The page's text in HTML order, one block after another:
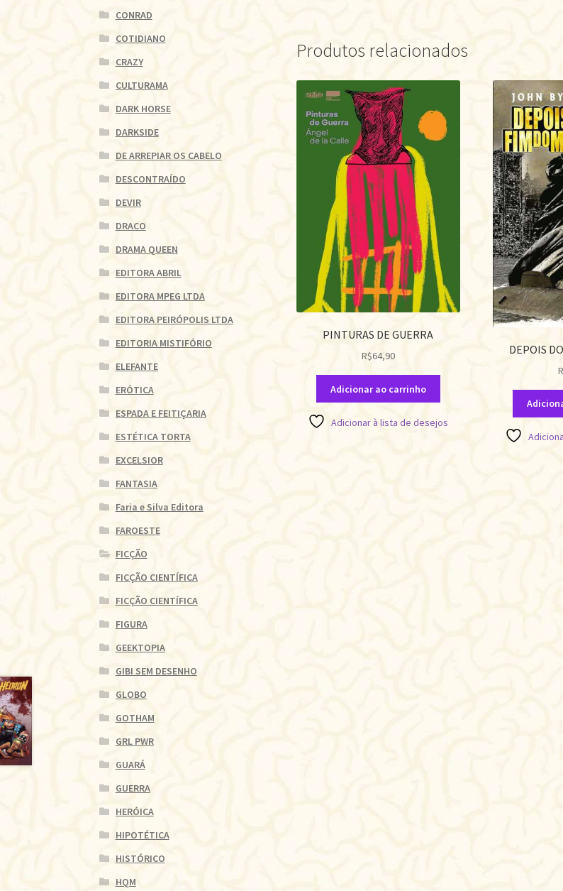
Produtos relacionados
PINTURAS DE GUERRA
R$64,90
Adicionar ao carrinho
Adicionar à lista de desejos
DEPOIS
CONRAD
COTIDIANO
CRAZY
CULTURAMA
DARK HORSE
DARKSIDE
DE ARREPIAR OS CABELO
DESCONTRAÍDO
DEVIR
DRACO
DRAMA QUEEN
EDITORA ABRIL
EDITORA MPEG LTDA
EDITORA PEIRÓPOLIS LTDA
EDITORIA MISTIFÓRIO
ELEFANTE
ERÓTICA
ESPADA E FEITIÇARIA
ESTÉTICA TORTA
EXCELSIOR
FANTASIA
Faria e Silva Editora
FAROESTE
FICÇÃO
FICÇÃO CIENTÍFICA
FICÇÃO CIENTÍFICA
FIGURA
GEEKTOPIA
GIBI SEM DESENHO
GLOBO
GOTHAM
GRL PWR
GUARÁ
GUERRA
HERÓICA
HIPOTÉTICA
HISTÓRICO
HQM